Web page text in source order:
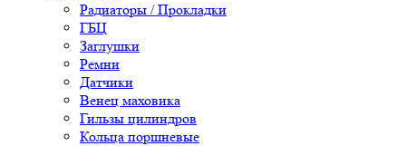
Радиаторы / Прокладки
ГБЦ
Заглушки
Ремни
Датчики
Венец маховика
Гильзы цилиндров
Кольца поршневые